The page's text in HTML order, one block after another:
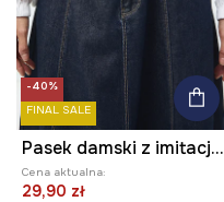
-40%
FINAL SALE
Pasek damski z imitacji skóry z fakturą
Cena aktualna:
29,90 zł